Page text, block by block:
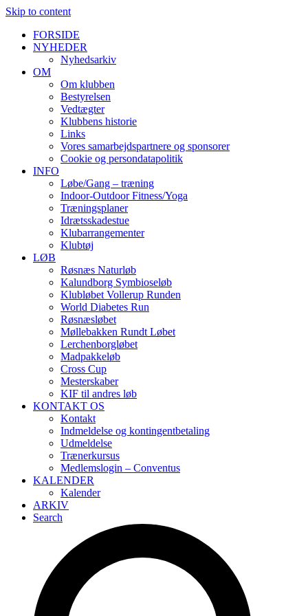
Skip to content
FORSIDE
NYHEDER
Nyhedsarkiv
OM
Om klubben
Bestyrelsen
Vedtægter
Klubbens historie
Links
Vores samarbejdspartnere og sponsorer
Cookie og persondatapolitik
INFO
Løbe/Gang – træning
Indoor-Outdoor Fitness/Yoga
Træningsplaner
Idrætsskadestue
Klubarrangementer
Klubtøj
LØB
Røsnæs Naturløb
Kalundborg Symbioseløb
Klubløbet Vollerup Runden
World Diabetes Run
Røsnæsløbet
Møllebakken Rundt Løbet
Lerchenborgløbet
Madpakkeløb
Cross Cup
Mesterskaber
KIF til andres løb
KONTAKT OS
Kontakt
Indmeldelse og kontingentbetaling
Udmeldelse
Trænerkursus
Medlemslogin – Conventus
KALENDER
Kalender
ARKIV
Search